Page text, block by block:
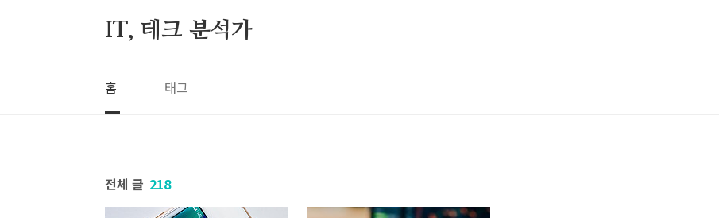
IT, 테크 분석가
홈 태그
전체 글 218